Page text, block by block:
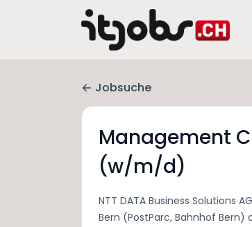
Jobsuche
Management
(w/m/d)
NTT DATA Business Solutions AG
Bern (PostParc, Bahnhof